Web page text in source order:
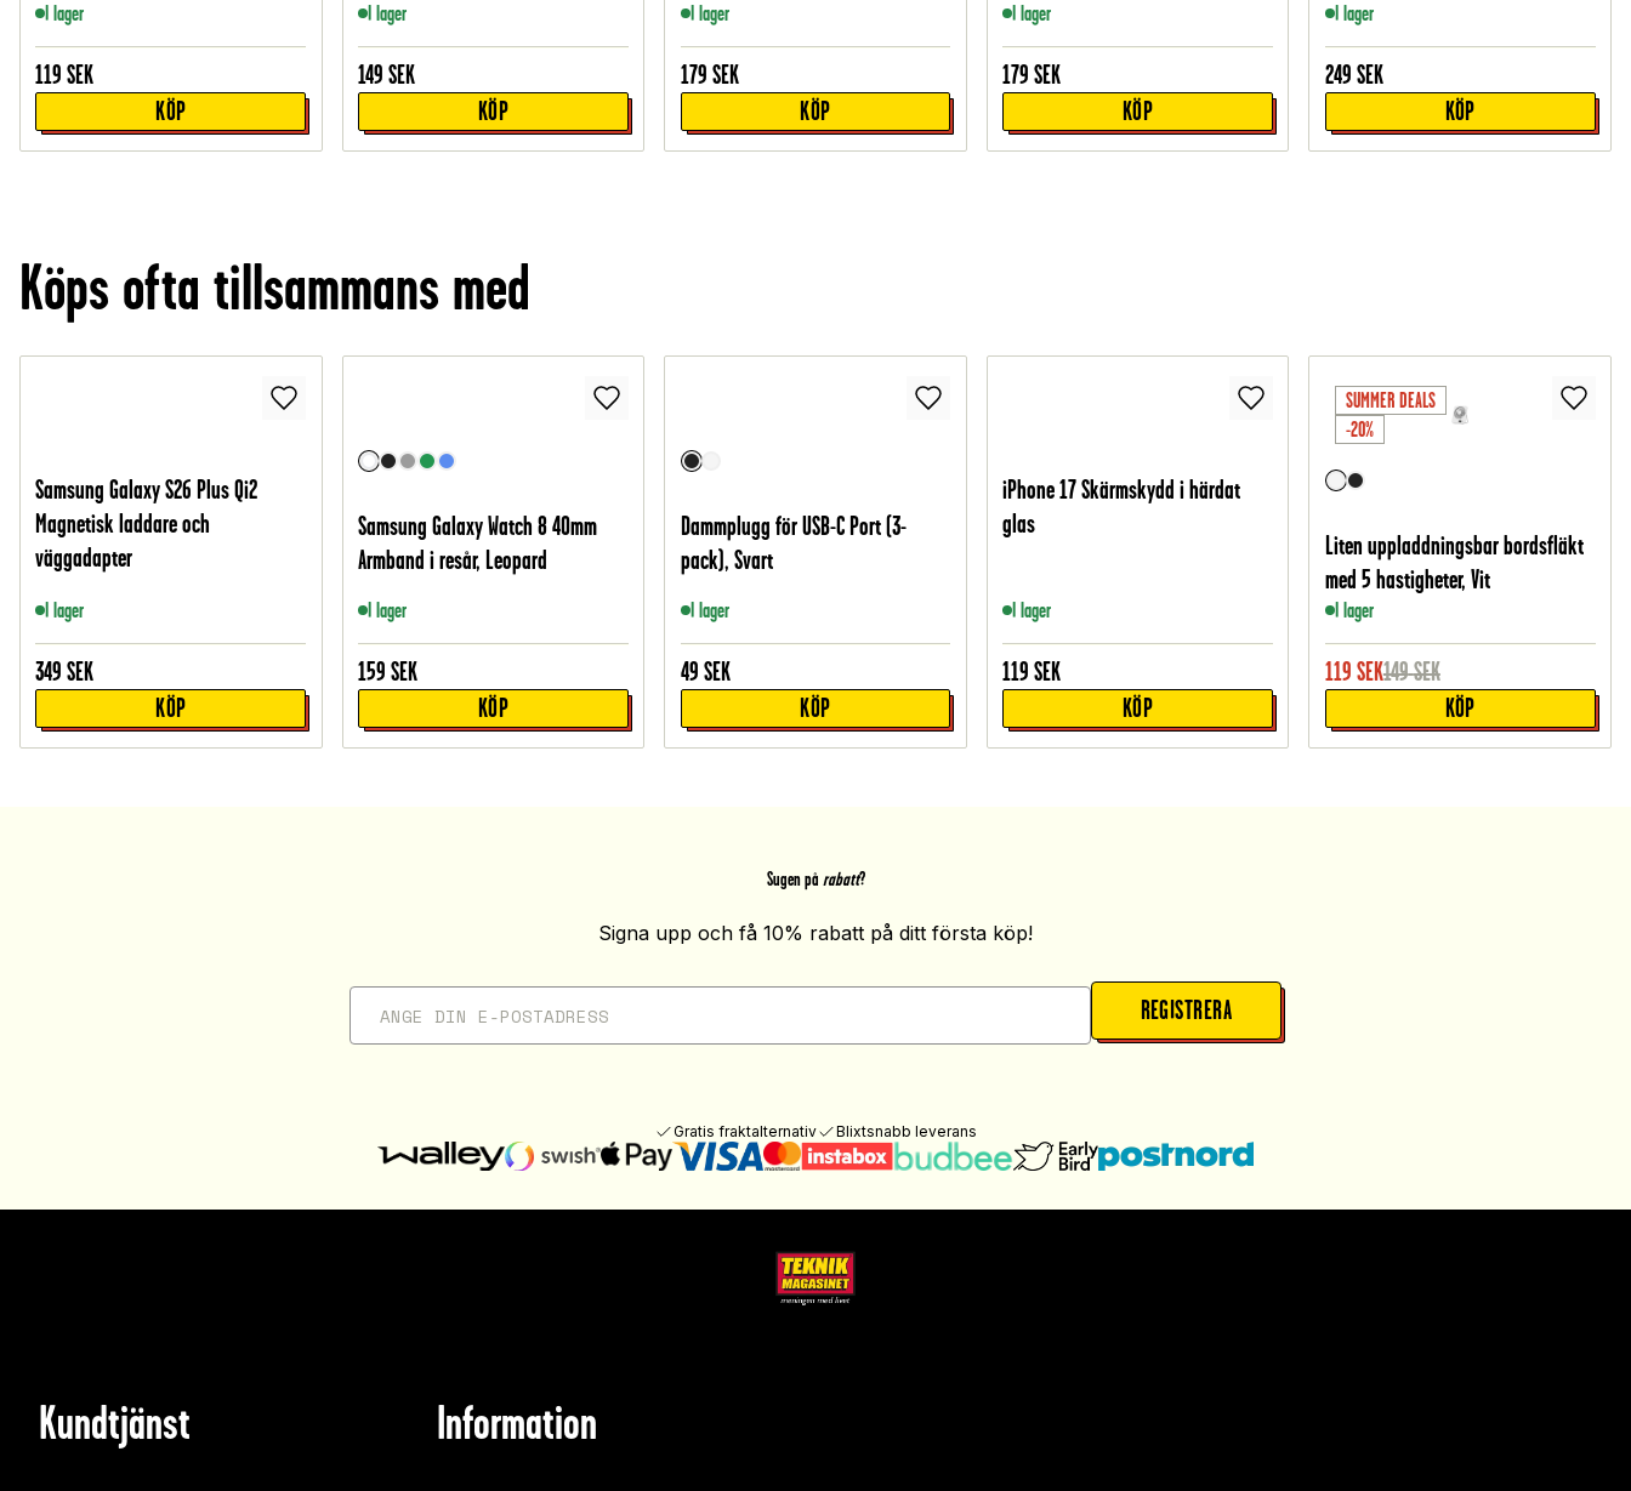
I lager
119 SEK
KÖP
I lager
149 SEK
KÖP
I lager
179 SEK
KÖP
I lager
179 SEK
KÖP
I lager
249 SEK
KÖP
Köps ofta tillsammans med
Samsung Galaxy S26 Plus Qi2
Magnetisk laddare och
väggadapter
I lager
349 SEK
KÖP
Samsung Galaxy Watch 8 40mm
Armband i resår, Leopard
I lager
159 SEK
KÖP
Dammplugg för USB-C Port (3-
pack), Svart
I lager
49 SEK
KÖP
iPhone 17 Skärmskydd i härdat
glas
I lager
119 SEK
KÖP
SUMMER DEALS
-20%
Liten uppladdningsbar bordsfläkt
med 5 hastigheter, Vit
I lager
119 SEK149SEK
KÖP
Sugen på rabatt?
Signa upp och få 10% rabatt på ditt första köp!
REGISTRERA
Gratis fraktalternativ Blixtsnabb leverans
Kundtjänst Information